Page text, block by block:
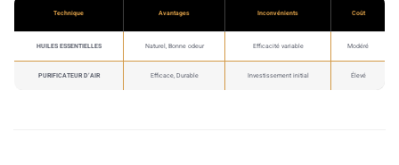
Technique Avantages Inconvénients Coût
HUILES ESSENTIELLES Naturel, Bonne odeur Efficacité variable Modéré
PURIFICATEUR D’AIR Efficace, Durable Investissement initial Élevé